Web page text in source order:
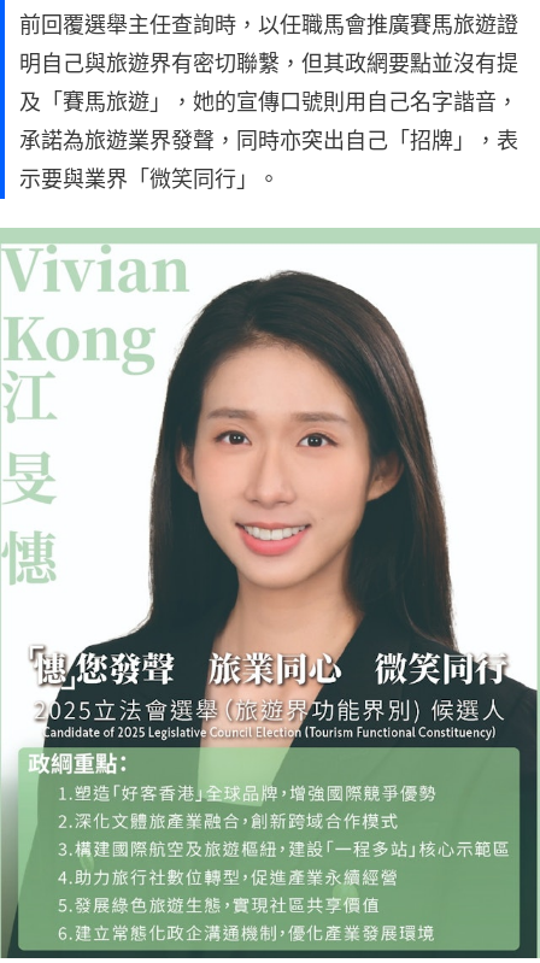
前回覆選舉主任查詢時，以任職馬會推廣賽馬旅遊證
明自己與旅遊界有密切聯繫，但其政網要點並沒有提
及「賽馬旅遊」，她的宣傳口號則用自己名字諧音，
承諾為旅遊業界發聲，同時亦突出自己「招牌」，表
示要與業界「微笑同行」。